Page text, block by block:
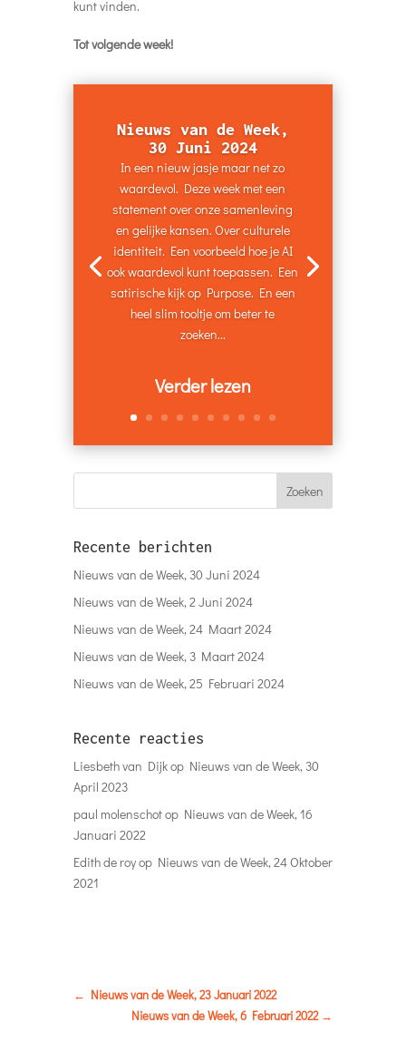
kunt vinden.
Tot volgende week!
Nieuws van de Week,
30 Juni 2024
In een nieuw jasje maar net zo
waardevol. Deze week met een
statement over onze samenleving
en gelijke kansen. Over culturele
identiteit. Een voorbeeld hoe je AI
ook waardevol kunt toepassen. Een
satirische kijk op Purpose. En een
heel slim tooltje om beter te
zoeken...
Verder lezen
Recente berichten
Nieuws van de Week, 30 Juni 2024
Nieuws van de Week, 2 Juni 2024
Nieuws van de Week, 24 Maart 2024
Nieuws van de Week, 3 Maart 2024
Nieuws van de Week, 25 Februari 2024
Recente reacties
Liesbeth van Dijkop Nieuws van de Week, 30
April 2023
paul molenschotop Nieuws van de Week, 16
Januari 2022
Edith de royop Nieuws van de Week, 24 Oktober
2021
← Nieuws van de Week, 23 Januari 2022
Nieuws van de Week, 6 Februari 2022→